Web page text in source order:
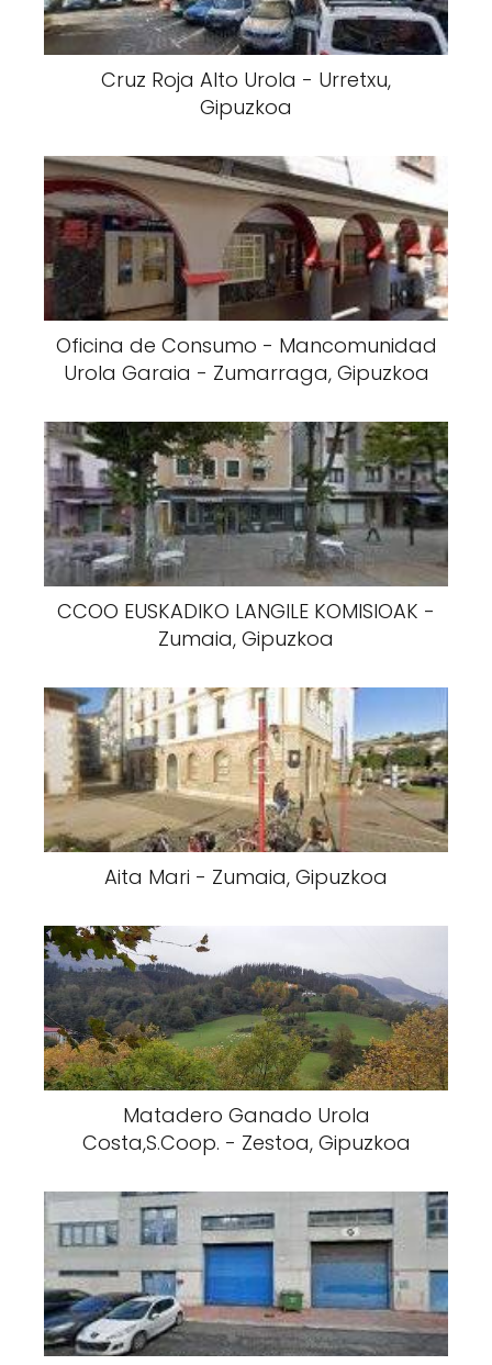
Cruz Roja Alto Urola - Urretxu,
Gipuzkoa
Oficina de Consumo - Mancomunidad
Urola Garaia - Zumarraga, Gipuzkoa
CCOO EUSKADIKO LANGILE KOMISIOAK -
Zumaia, Gipuzkoa
Aita Mari - Zumaia, Gipuzkoa
Matadero Ganado Urola
Costa,S.Coop. - Zestoa, Gipuzkoa